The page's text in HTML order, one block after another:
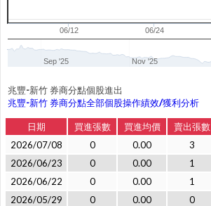
06/12 06/24
Sep '25 Nov '25
兆豐-新竹 券商分點個股進出
兆豐-新竹 券商分點全部個股操作績效/獲利分析
日期 買進張數 買進均價 賣出張數
2026/07/08
0 0.00 3
2026/06/23
0 0.00 1
2026/06/22
0 0.00 1
2026/05/29
0 0.00 0